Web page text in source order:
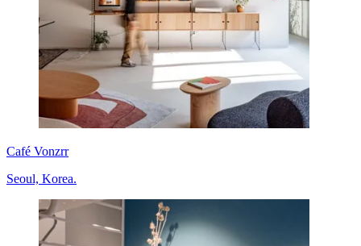
Café Vonzrr
Seoul, Korea.